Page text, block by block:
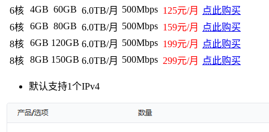
6核 4GB 60GB 6.0TB/月 500Mbps 125元/月
点此购买
6核 6GB 80GB 6.0TB/月 500Mbps 159元/月
点此购买
8核 6GB 120GB 6.0TB/月 500Mbps 199元/月
点此购买
8核 8GB 150GB 6.0TB/月 500Mbps 299元/月 点此购买
默认支持1个IPv4